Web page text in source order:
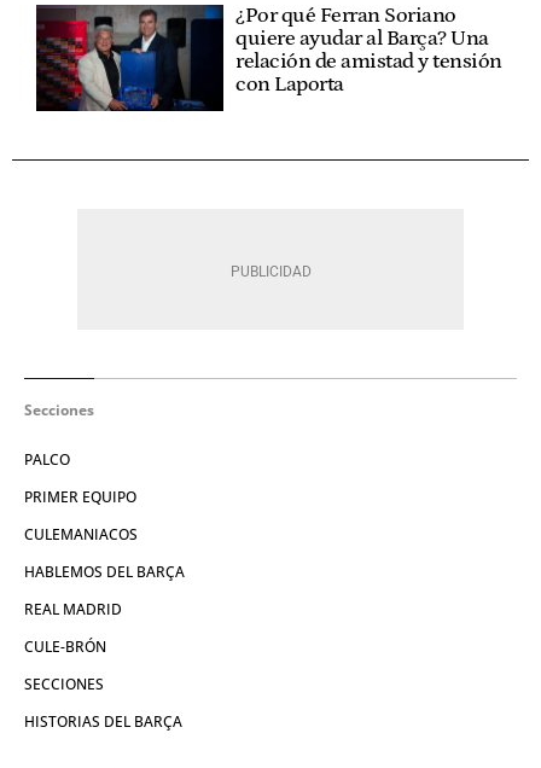
¿Por qué Ferran Soriano
quiere ayudar al Barça? Una
relación de amistad y tensión
con Laporta
Secciones
PALCO
PRIMER EQUIPO
CULEMANIACOS
HABLEMOS DEL BARÇA
REAL MADRID
CULE-BRÓN
SECCIONES
HISTORIAS DEL BARÇA